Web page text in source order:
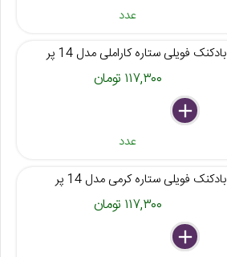
عدد
بادکنک فویلی ستاره کاراملی مدل 14 پر
۱۱۷,۳۰۰ تومان
delete
remove
add
عدد
بادکنک فویلی ستاره کرمی مدل 14 پر
۱۱۷,۳۰۰ تومان
delete
remove
add